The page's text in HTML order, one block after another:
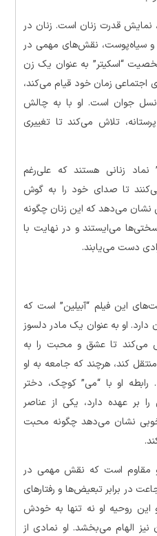
نمایش قدرت زنان است. زنان در
و سیاه‌پوست، نقش‌های مهمی در
“اسکیتر” به عنوان یک زن
اجتماعی زمان خود قیام می‌کند،
جوان است. او با به چالش
تلاش می‌کند تا تغییری
نماد زنانی هستند که علی‌رغم
تا صدای خود را به گوش
نشان می‌دهد که این زنان چگونه
سختی‌ها می‌ایستند و در نهایت با
دست می‌یابند.
این فیلم “آبیلین” است که
او به عنوان یک مادر دلسوز
می‌کند تا عشق و محبت را به
کند، هرچند که جامعه به او
رابطه او با “می” کوچک، دختر
بر عهده دارد، یکی از عناصر
نشان می‌دهد چگونه محبت
مقاوم است که نقش مهمی در
در برابر تبعیض‌ها و رفتارهای
این روحیه او نه تنها به خودش
الهام می‌بخشد. او نمادی از